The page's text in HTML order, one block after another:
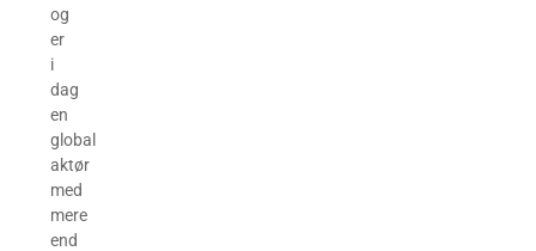
og
er
i
dag
en
global
aktør
med
mere
end